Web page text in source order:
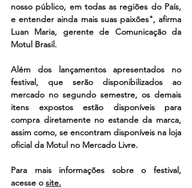
nosso público, em todas as regiões do País,
e entender ainda mais suas paixões", afirma
Luan Maria, gerente de Comunicação da
Motul Brasil.
Além dos lançamentos apresentados no
festival, que serão disponibilizados ao
mercado no segundo semestre, os demais
itens expostos estão disponíveis para
compra diretamente no estande da marca,
assim como, se encontram disponíveis na loja
oficial da Motul no Mercado Livre.
Para mais informações sobre o festival,
acesse o site.